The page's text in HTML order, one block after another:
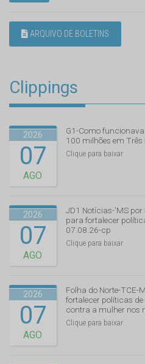
ARQUIVO DE BOLETINS
Clippings
2026
07
AGO
G1-Como
100 milhões em
Clique para baixar
2026
07
AGO
JD1 Notícias-'MS
para fortalecer
07.08.26-cp
Clique para baixar
2026
07
AGO
Folha do Norte-TCE-
fortalecer políticas
contra a mulher nos
Clique para baixar